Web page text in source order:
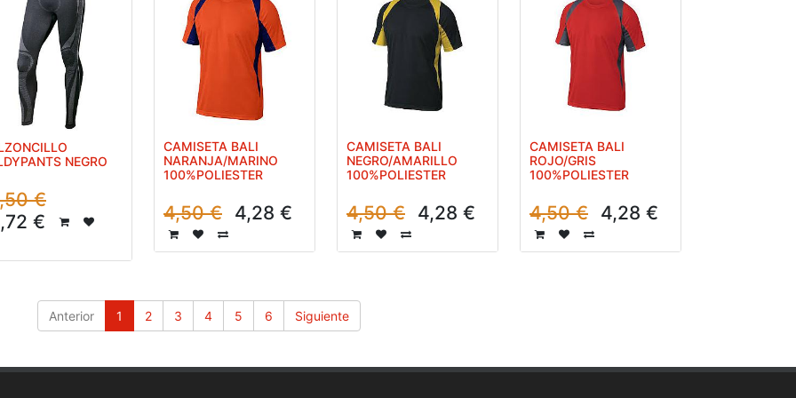
NEGRO
€
€
CAMISETA BALI
NARANJA/MARINO
100%POLIESTER
4,50€ 4,28 €
CAMISETA BALI
NEGRO/AMARILLO
100%POLIESTER
4,50€ 4,28 €
CAMISETA BALI
ROJO/GRIS
100%POLIESTER
4,50€ 4,28 €
Anterior 1 2 3 4 5 6 Siguiente